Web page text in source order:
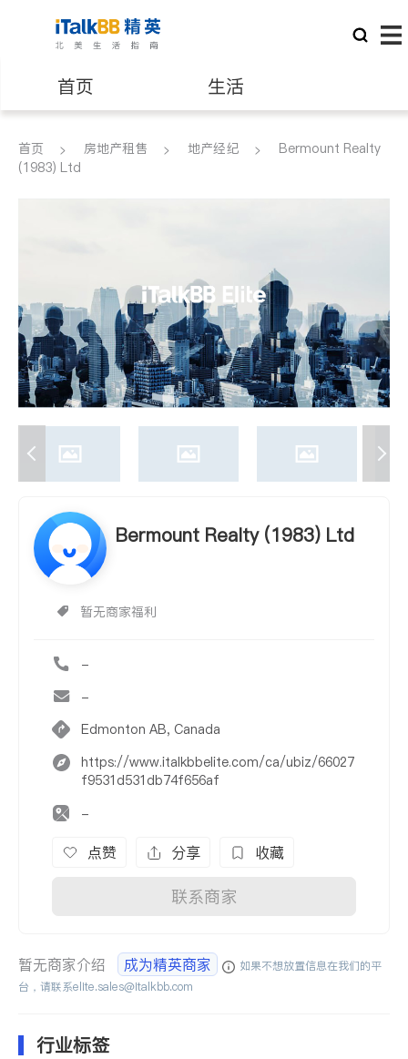
首页 生活
医生 律师
建筑装修
首页 房地产租售 地产经纪
Bermount Realty
(1983) Ltd
Bermount Realty (1983) Ltd
暂无商家福利
-
-
Edmonton AB, Canada
https://www.italkbbelite.com/ca/ubiz/66027
f9531d531db74f656af
-
点赞 分享 收藏
联系商家
暂无商家介绍 成为精英商家
如果不想放置信息在我们的平
台，请联系elite.sales@italkbb.com
行业标签